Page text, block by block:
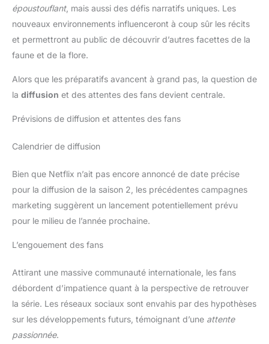
époustouflant, mais aussi des défis narratifs uniques. Les
nouveaux environnements influenceront à coup sûr les récits
et permettront au public de découvrir d’autres facettes de la
faune et de la flore.
Alors que les préparatifs avancent à grand pas, la question de
la diffusion et des attentes des fans devient centrale.
Prévisions de diffusion et attentes des fans
Calendrier de diffusion
Bien que Netflix n’ait pas encore annoncé de date précise
pour la diffusion de la saison 2, les précédentes campagnes
marketing suggèrent un lancement potentiellement prévu
pour le milieu de l’année prochaine.
L’engouement des fans
Attirant une massive communauté internationale, les fans
débordent d’impatience quant à la perspective de retrouver
la série. Les réseaux sociaux sont envahis par des hypothèses
sur les développements futurs, témoignant d’une attente
passionnée.